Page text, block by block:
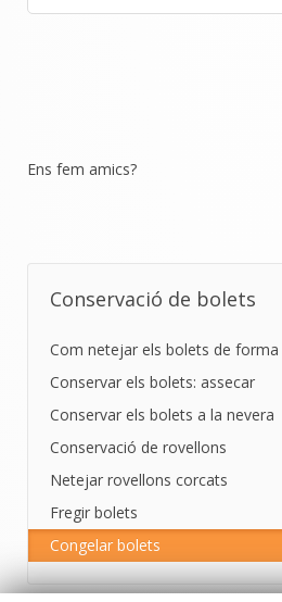
Ens fem amics?
Conservació de bolets
Com netejar els bolets de forma
Conservar els bolets: assecar
Conservar els bolets a la nevera
Conservació de rovellons
Netejar rovellons corcats
Fregir bolets
Congelar bolets